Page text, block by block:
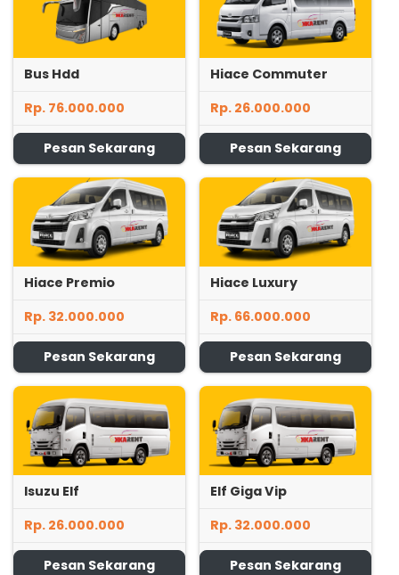
Bus Hdd
Rp. 76.000.000
Pesan Sekarang
Hiace Commuter
Rp. 26.000.000
Pesan Sekarang
Hiace Premio
Rp. 32.000.000
Pesan Sekarang
Hiace Luxury
Rp. 66.000.000
Pesan Sekarang
Isuzu Elf
Rp. 26.000.000
Pesan Sekarang
Elf Giga Vip
Rp. 32.000.000
Pesan Sekarang